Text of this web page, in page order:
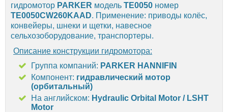
гидромотор PARKER модель TE0050 номер
TE0050CW260KAAD. Применение: приводы колёс,
конвейеры, шнеки и щетки, навесное
сельхозоборудование, транспортеры.
Описание конструкции гидромотора:
Группа компаний: PARKER HANNIFIN
Компонент: гидравлический мотор
(орбитальный)
На английском: Hydraulic Orbital Motor / LSHT
Motor